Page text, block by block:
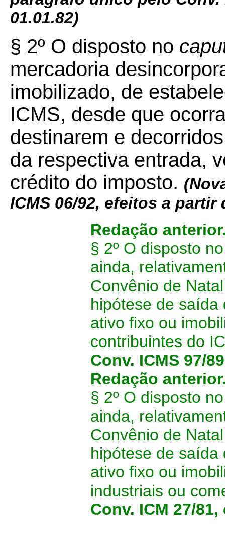
01.01.82)
§ 2º O disposto no
mercadoria
imobilizado, de
ICMS, desde que
destinarem e
da respectiva entrada,
crédito do imposto.
ICMS 06/92, efeitos a partir
Redação
§ 2º O disposto
ainda,
Convênio de
hipótese de
ativo fixo ou
contribuintes do
Conv. ICMS 97/
Redação
§ 2º O disposto
ainda,
Convênio de
hipótese de
ativo fixo ou
industriais ou
Conv. ICM 27/